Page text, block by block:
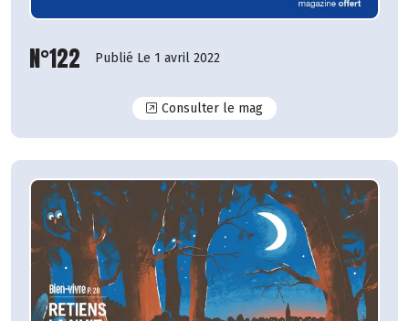
N°122 Publié Le 1 avril 2022
Consulter le magN°122